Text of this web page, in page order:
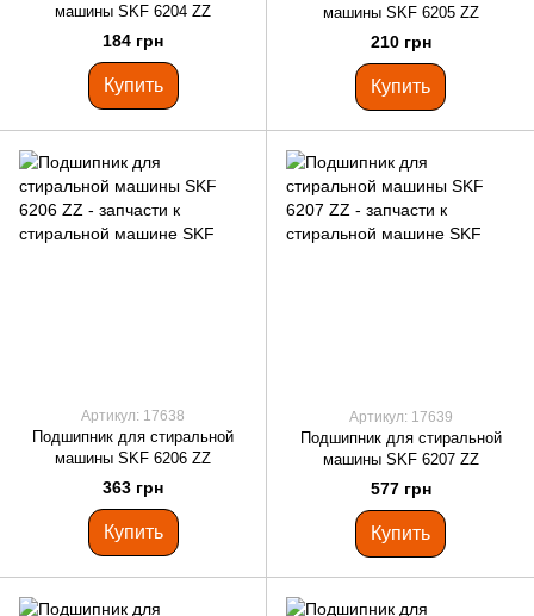
машины SKF 6204 ZZ
184 грн
Купить
машины SKF 6205 ZZ
210 грн
Купить
Артикул: 17638
Подшипник для стиральной
машины SKF 6206 ZZ
363 грн
Купить
Артикул: 17639
Подшипник для стиральной
машины SKF 6207 ZZ
577 грн
Купить